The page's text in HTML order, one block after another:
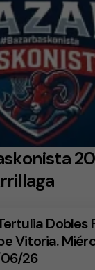
Dobles
Vitoria.
26